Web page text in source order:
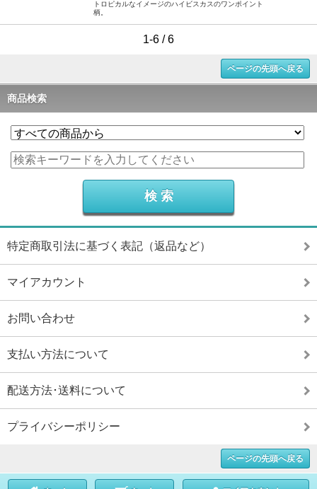
トロピカルなイメージのハイビスカスのワンポイント
柄。
1-6 / 6
ページの先頭へ戻る
商品検索
特定商取引法に基づく表記（返品など）
マイアカウント
お問い合わせ
支払い方法について
配送方法･送料について
プライバシーポリシー
ページの先頭へ戻る